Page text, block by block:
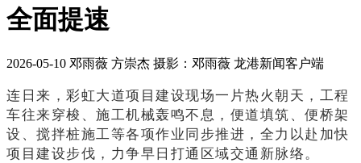
全面提速
2026-05-10 邓雨薇 方崇杰 摄影：邓雨薇 龙港新闻客户端
连日来，彩虹大道项目建设现场一片热火朝天，工程
车往来穿梭、施工机械轰鸣不息，便道填筑、便桥架
设、搅拌桩施工等各项作业同步推进，全力以赴加快
项目建设步伐，力争早日打通区域交通新脉络。